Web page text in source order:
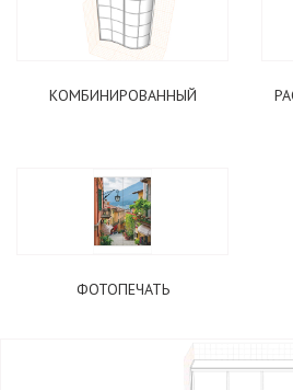
ЖУРНАЛЬНЫЙ СТОЛ
КОМБИНИРОВАННЫЙ
ФОТОПЕЧАТЬ